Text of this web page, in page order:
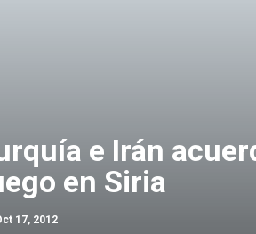
e Irán
en Siria
17, 2012